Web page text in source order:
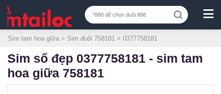
Sim tam hoa giữa > Sim đuôi 758181 > 0377758181
sim số đẹp 0377758181 - sim tam
hoa giữa 758181